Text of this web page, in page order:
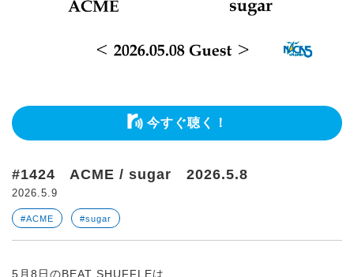
今すぐ聴く！
#1424 ACME / sugar 2026.5.8
2026.5.9
#ACME #sugar
5月8日のBEAT SHUFFLEは、